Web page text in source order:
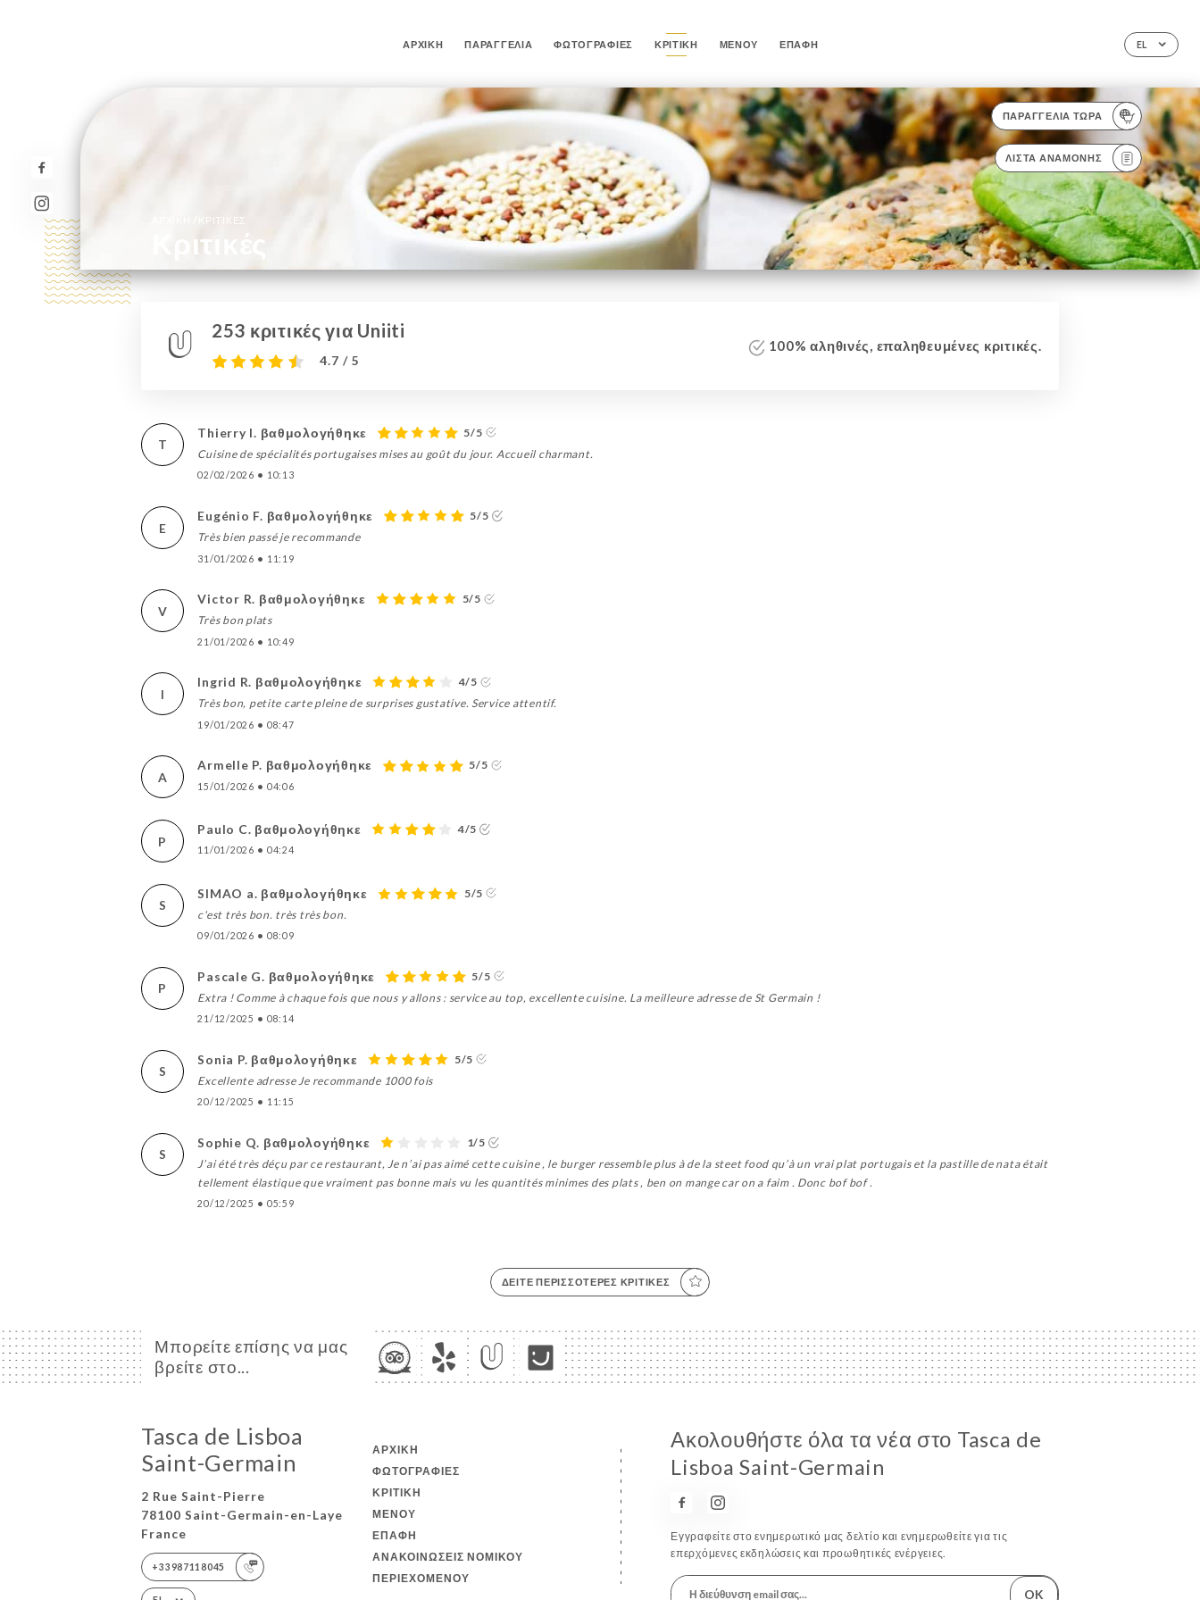
EL
ΑΡΧΙΚΉ ΠΑΡΑΓΓΕΛΊΑ ΦΩΤΟΓΡΑΦΊΕΣ ΚΡΙΤΙΚΉ ΜΕΝΟΎ ΕΠΑΦΉ
ΠΑΡΑΓΓΕΛΊΑ ΤΏΡΑ
ΛΊΣΤΑ ΑΝΑΜΟΝΉΣ
ΚΡΙΤΙΚΈΣ
Κριτικές
253 κριτικές για Uniiti
4.7 / 5
100% αληθινές, επαληθευμένες κριτικές.
T
Thierry l. βαθμολογήθηκε
5/5
Cuisine de spécialités portugaises mises au goût du jour. Accueil charmant.
02/02/2026 • 10:13
E
Eugénio F. βαθμολογήθηκε
5/5
Très bien passé je recommande
31/01/2026 • 11:19
V
Victor R. βαθμολογήθηκε
5/5
Très bon plats
21/01/2026 • 10:49
I
Ingrid R. βαθμολογήθηκε
4/5
Très bon, petite carte pleine de surprises gustative. Service attentif.
19/01/2026 • 08:47
A
Armelle P. βαθμολογήθηκε 5/5
15/01/2026 • 04:06
P
Paulo C. βαθμολογήθηκε 4/5
11/01/2026 • 04:24
S
SIMAO a. βαθμολογήθηκε
5/5
c'est très bon. très très bon.
09/01/2026 • 08:09
P
Pascale G. βαθμολογήθηκε
5/5
Extra ! Comme à chaque fois que nous y allons : service au top, excellente cuisine. La meilleure adresse de St Germain !
21/12/2025 • 08:14
S
Sonia P. βαθμολογήθηκε
5/5
Excellente adresse Je recommande 1000 fois
20/12/2025 • 11:15
S
Sophie Q. βαθμολογήθηκε
1/5
J’ai été très déçu par ce restaurant, Je n’ai pas aimé cette cuisine , le burger ressemble plus à de la steet food qu’à un vrai plat portugais et la pastille de nata était
tellement élastique que vraiment pas bonne mais vu les quantités minimes des plats , ben on mange car on a faim . Donc bof bof .
20/12/2025 • 05:59
ΔΕΊΤΕ ΠΕΡΙΣΣΌΤΕΡΕΣ ΚΡΙΤΙΚΈΣ
Μπορείτε επίσης να μας
βρείτε στο...
Tasca de Lisboa
Saint-Germain
2 Rue Saint-Pierre
78100 Saint-Germain-en-Laye
France
+33987118045
ΑΡΧΙΚΉ
ΦΩΤΟΓΡΑΦΊΕΣ
ΚΡΙΤΙΚΉ
ΜΕΝΟΎ
ΕΠΑΦΉ
ΑΝΑΚΟΙΝΏΣΕΙΣ ΝΟΜΙΚΟΎ
ΠΕΡΙΕΧΟΜΈΝΟΥ
Ακολουθήστε όλα τα νέα στο Tasca de
Lisboa Saint-Germain
Εγγραφείτε στο ενημερωτικό μας δελτίο και ενημερωθείτε για τις
επερχόμενες εκδηλώσεις και προωθητικές ενέργειες.
OK